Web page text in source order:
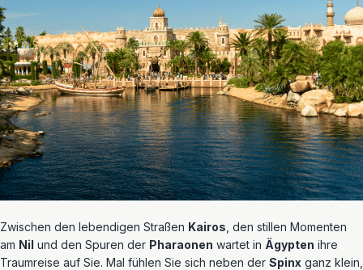
Zwischen den lebendigen Straßen Kairos , den stillen Momenten
am Nil und den Spuren der Pharaonen wartet in Ägypten ihre
Traumreise auf Sie. Mal fühlen Sie sich neben der Spinx ganz klein,